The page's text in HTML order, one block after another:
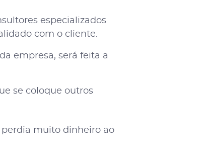
especializados
com o cliente.
empresa, será feita a
se coloque outros
perdia muito dinheiro ao